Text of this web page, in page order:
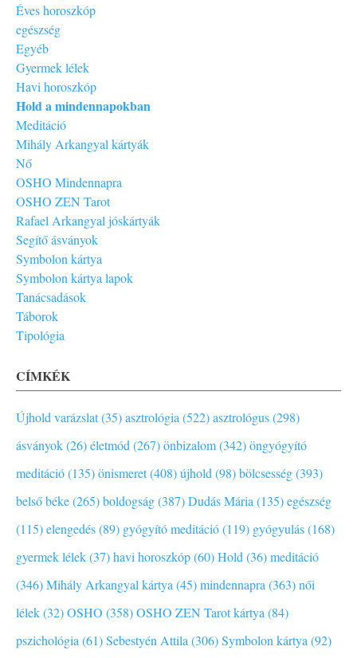
Éves horoszkóp
egészség
Egyéb
Gyermek lélek
Havi horoszkóp
Hold a mindennapokban
Meditáció
Mihály Arkangyal kártyák
Nő
OSHO Mindennapra
OSHO ZEN Tarot
Rafael Arkangyal jóskártyák
Segítő ásványok
Symbolon kártya
Symbolon kártya lapok
Tanácsadások
Táborok
Tipológia
CÍMKÉK
Újhold varázslat (35)asztrológia (522)asztrológus (298)
ásványok (26)életmód (267)önbizalom (342)öngyógyító
meditáció (135)önismeret (408)újhold (98)bölcsesség (393)
belső béke (265)boldogság (387)Dudás Mária (135)egészség
(115)elengedés (89) gyógyító meditáció (119) gyógyulás (168)
gyermek lélek (37)havi horoszkóp (60)Hold (36)meditáció
(346)Mihály Arkangyal kártya (45)mindennapra (363)női
lélek (32)OSHO (358)OSHO ZEN Tarot kártya (84)
pszichológia (61)Sebestyén Attila (306)Symbolon kártya (92)